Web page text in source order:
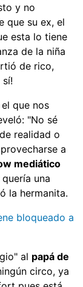
y no
que su ex, el
esta lo tiene
de la niña
de rico,
sí!
que nos
"No sé
realidad o
a
mediático
una
la hermanita.
bloqueado a
al papá de
circo, ya